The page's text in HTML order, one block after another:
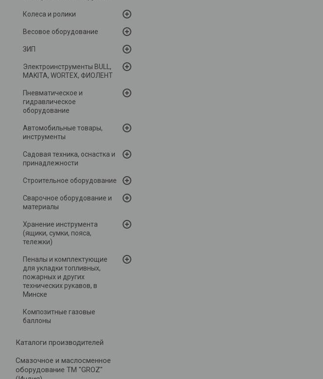
Колеса и ролики
Весовое оборудование
ЗИП
Электроинструменты BULL,
MAKITA, WORTEX, ФИОЛЕНТ
Пневматическое и
гидравлическое
оборудование
Автомобильные товары,
инструменты
Садовая техника, оснастка и
принадлежности
Строительное оборудование
Сварочное оборудование и
материалы
Хранение инструмента
(ящики, сумки, пояса,
тележки)
Пеналы и комплектующие
для укладки топливных,
пожарных и других
технических рукавов, в
Минске
Композитные газовые
баллоны
Каталоги производителей
Cмазочное и маслосменное
оборудование ТМ "GROZ"